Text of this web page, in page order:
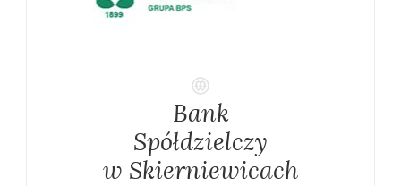
Bank
Spółdzielczy
w Skierniewicach